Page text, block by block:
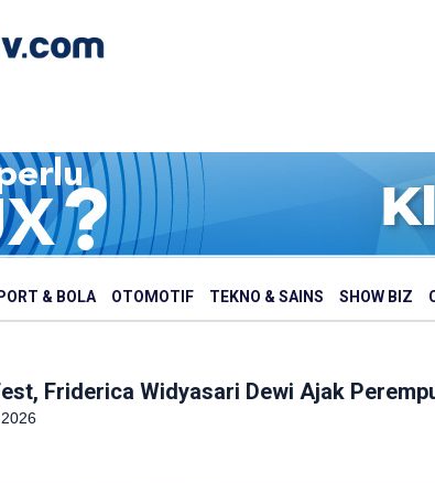
& BOLA OTOMOTIF TEKNO & SAINS SHOW BIZ
Friderica Widyasari Dewi Ajak